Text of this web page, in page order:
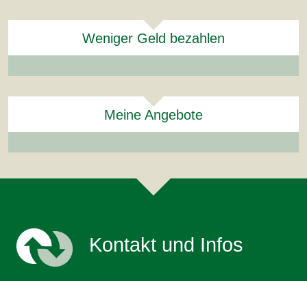
Weniger Geld bezahlen
Meine Angebote
Kontakt und Infos